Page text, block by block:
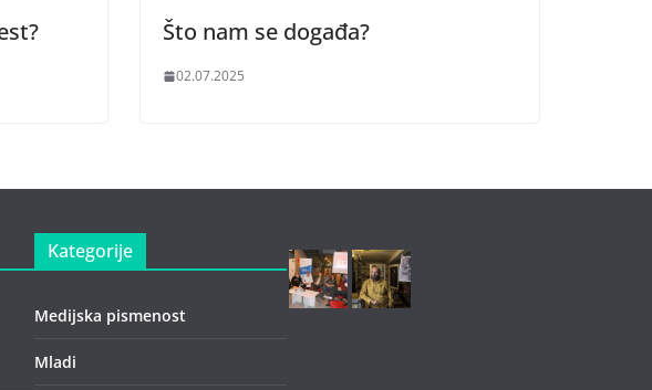
Što nam se događa?
02.07.2025
Kategorije
Medijska pismenost
Mladi